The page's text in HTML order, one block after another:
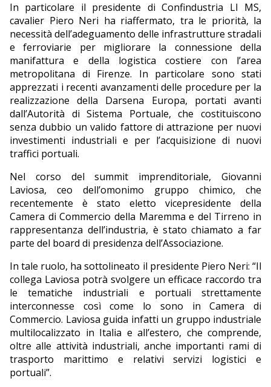
In particolare il presidente di Confindustria LI MS,
cavalier Piero Neri ha riaffermato, tra le priorità, la
necessità dell’adeguamento delle infrastrutture stradali
e ferroviarie per migliorare la connessione della
manifattura e della logistica costiere con l’area
metropolitana di Firenze. In particolare sono stati
apprezzati i recenti avanzamenti delle procedure per la
realizzazione della Darsena Europa, portati avanti
dall’Autorità di Sistema Portuale, che costituiscono
senza dubbio un valido fattore di attrazione per nuovi
investimenti industriali e per l’acquisizione di nuovi
traffici portuali.
Nel corso del summit imprenditoriale, Giovanni
Laviosa, ceo dell’omonimo gruppo chimico, che
recentemente è stato eletto vicepresidente della
Camera di Commercio della Maremma e del Tirreno in
rappresentanza dell’industria, è stato chiamato a far
parte del board di presidenza dell’Associazione.
In tale ruolo, ha sottolineato il presidente Piero Neri: “Il
collega Laviosa potrà svolgere un efficace raccordo tra
le tematiche industriali e portuali strettamente
interconnesse così come lo sono in Camera di
Commercio. Laviosa guida infatti un gruppo industriale
multilocalizzato in Italia e all’estero, che comprende,
oltre alle attività industriali, anche importanti rami di
trasporto marittimo e relativi servizi logistici e
portuali”.